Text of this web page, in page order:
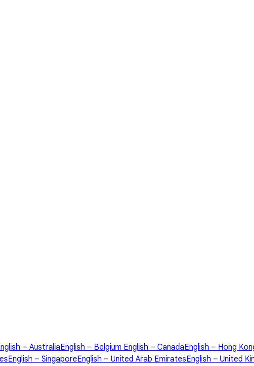
– AustraliaEnglish – Belgium English – CanadaEnglish – Hong
English – SingaporeEnglish – United Arab EmiratesEnglish – United